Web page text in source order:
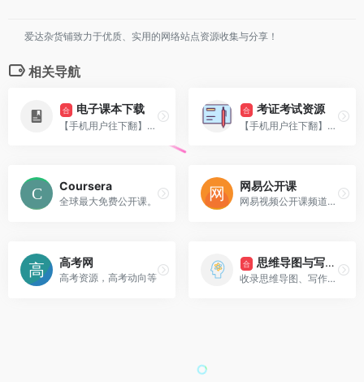
爱达杂货铺致力于优质、实用的网络站点资源收集与分享！
相关导航
合 电子课本下载
【手机用户往下翻】本页收录一些中小学，高中，大学电子课本的下载资源
合 考证考试资源
【手机用户往下翻】四六级、考研、各类执业考试资源分享
Coursera
全球最大免费公开课。
网易公开课
网易视频公开课频道推出国内外名校公开课,涉及广泛的学科,名校老师认真讲解深度剖析,网易视频公开课频道搭建起强有力的网络视频教学平台
高考网
高考资源，高考动向等
合 思维导图与写作输出
收录思维导图、写作笔记、稍后阅读等资源